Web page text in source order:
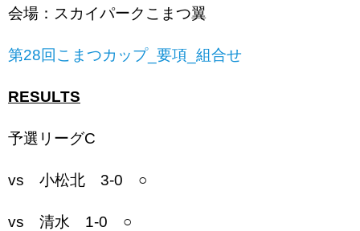
会場：スカイパークこまつ翼
第28回こまつカップ_要項_組合せ
RESULTS
予選リーグC
vs 小松北 3-0 ○
vs 清水 1-0 ○